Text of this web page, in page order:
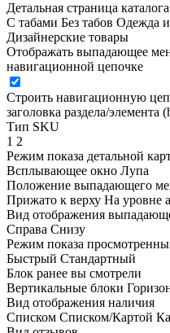
Детальная страница каталога
С табами Без табов Одежда и
Дизайнерские товары
Отображать выпадающее
навигационной цепочке
Строить навигационную
заголовка раздела/элемента
Тип SKU
1 2
Режим показа детальной
Всплывающее окно Лупа
Положение выпадающего
Прижато к верху На уровне
Вид отображения
Справа Снизу
Режим показа
Быстрый Стандартный
Блок ранее вы смотрели
Вертикальные блоки
Вид отображения наличия
Списком Списком/Картой